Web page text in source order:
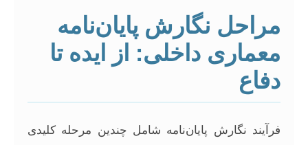
مراحل نگارش پایان‌نامه
معماری داخلی: از ایده تا
دفاع
فرآیند نگارش پایان‌نامه شامل چندین مرحله کلیدی